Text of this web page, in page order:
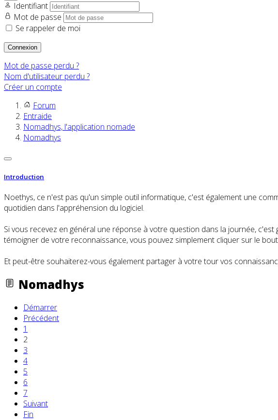
Identifiant
Mot de passe
Se rappeler de moi
Connexion
Mot de passe perdu ?
Nom d'utilisateur perdu ?
Créer un compte
Forum
Entraide
Nomadhys, l'application nomade
Nomadhys
Introduction
Noethys, ce n'est pas qu'un simple outil informatique, c'est également une
quotidien dans l'appréhension du logiciel.
Si vous recevez en général une réponse à votre question dans la journée,
témoigner de votre reconnaissance, vous pouvez simplement cliquer sur le
Et peut-être souhaiterez-vous également partager à votre tour vos
Nomadhys
Démarrer
Précédent
1
2
3
4
5
6
7
Suivant
Fin